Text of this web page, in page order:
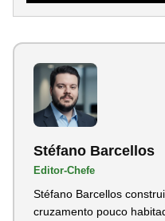
Stéfano Barcellos
Editor-Chefe
Stéfano Barcellos
cruzamento pouco